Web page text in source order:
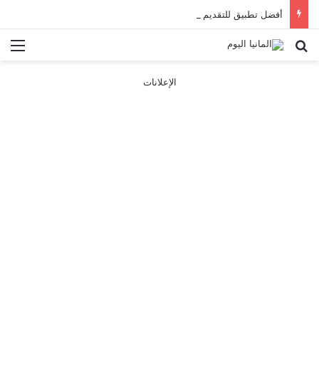
أفضل تطبيق للتقديم على تأشيرة فرنسا 2025
بحث عن
الإعلانات